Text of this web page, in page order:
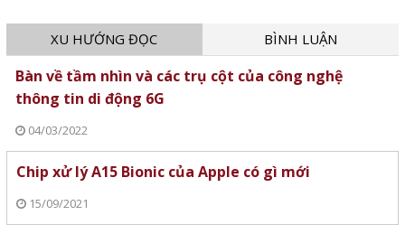
XU HƯỚNG ĐỌC BÌNH LUẬN
Bàn về tầm nhìn và các trụ cột của công nghệ
thông tin di động 6G
04/03/2022
Chip xử lý A15 Bionic của Apple có gì mới
15/09/2021